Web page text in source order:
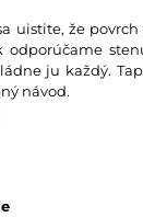
uistite, že
odporúčame
ju každý.
návod.